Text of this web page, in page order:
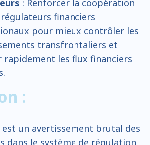
: Renforcer la coopération
régulateurs financiers
pour mieux contrôler les
transfrontaliers et
rapidement les flux financiers
:
est un avertissement brutal des
dans le système de régulation